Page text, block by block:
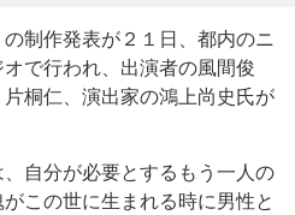
制作発表が２１日、都内のニ
で行われ、出演者の風間俊
桐仁、演出家の鴻上尚史氏が
自分が必要とするもう一人の
この世に生まれる時に男性と